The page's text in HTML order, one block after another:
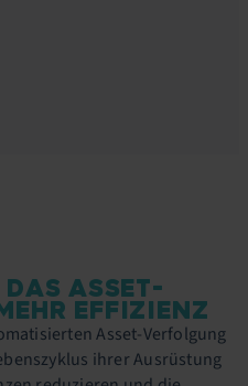
ASSET-
EFFIZIENZ
Asset-Verfolgung
ihrer Ausrüstung